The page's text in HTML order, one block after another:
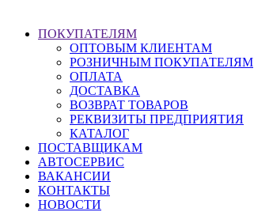
ПОКУПАТЕЛЯМ
ОПТОВЫМ КЛИЕНТАМ
РОЗНИЧНЫМ ПОКУПАТЕЛЯМ
ОПЛАТА
ДОСТАВКА
ВОЗВРАТ ТОВАРОВ
РЕКВИЗИТЫ ПРЕДПРИЯТИЯ
КАТАЛОГ
ПОСТАВЩИКАМ
АВТОСЕРВИС
ВАКАНСИИ
КОНТАКТЫ
НОВОСТИ